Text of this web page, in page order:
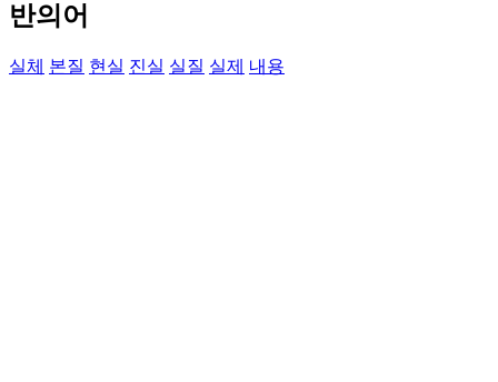
반의어
실체 본질 현실 진실 실질 실제 내용